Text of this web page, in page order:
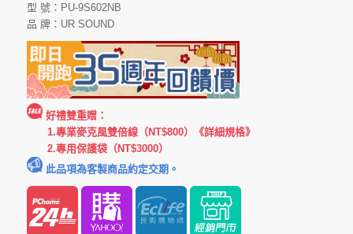
型 號：PU-9S602NB
品 牌：UR SOUND
好禮雙重贈：
1.專業麥克風雙倍線（NT$800）
《詳細規格》
2.專用保護袋（NT$3000）
此品項為客製商品約定交期。